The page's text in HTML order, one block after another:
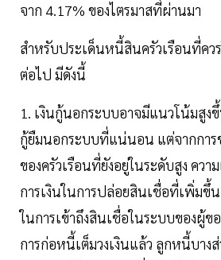
จาก 4.17% ของไตรมาสที่ผ่านมา
สำหรับประเด็นหนี้สินครัวเรือนที่คว
ต่อไป มีดังนี้
1. เงินกู้นอกระบบอาจมีแนวโน้มสูง
กู้ยืมนอกระบบที่แน่นอน แต่จากการ
ของครัวเรือนที่ยังอยู่ในระดับสูง ควา
การเงินในการปล่อยสินเชื่อที่เพิ่มขึ้
ในการเข้าถึงสินเชื่อในระบบของผู้
การก่อหนี้เต็มวงเงินแล้ว ลูกหนี้บาง